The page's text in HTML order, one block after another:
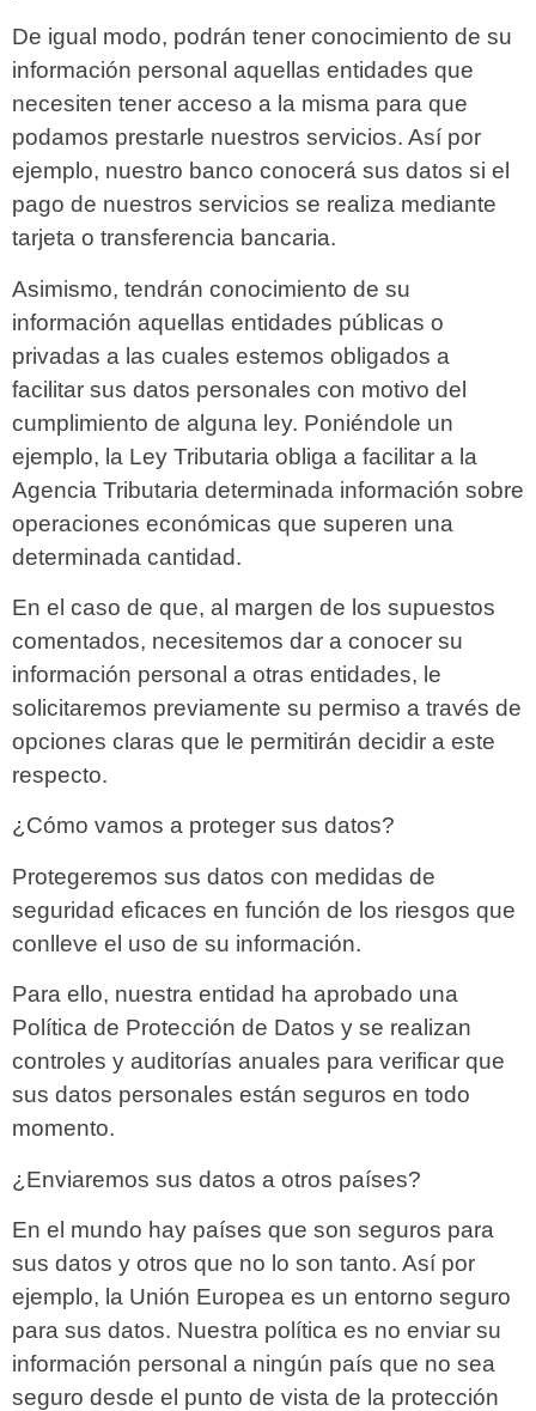
De igual modo, podrán tener conocimiento de su
información personal aquellas entidades que
necesiten tener acceso a la misma para que
podamos prestarle nuestros servicios. Así por
ejemplo, nuestro banco conocerá sus datos si el
pago de nuestros servicios se realiza mediante
tarjeta o transferencia bancaria.
Asimismo, tendrán conocimiento de su
información aquellas entidades públicas o
privadas a las cuales estemos obligados a
facilitar sus datos personales con motivo del
cumplimiento de alguna ley. Poniéndole un
ejemplo, la Ley Tributaria obliga a facilitar a la
Agencia Tributaria determinada información sobre
operaciones económicas que superen una
determinada cantidad.
En el caso de que, al margen de los supuestos
comentados, necesitemos dar a conocer su
información personal a otras entidades, le
solicitaremos previamente su permiso a través de
opciones claras que le permitirán decidir a este
respecto.
¿Cómo vamos a proteger sus datos?
Protegeremos sus datos con medidas de
seguridad eficaces en función de los riesgos que
conlleve el uso de su información.
Para ello, nuestra entidad ha aprobado una
Política de Protección de Datos y se realizan
controles y auditorías anuales para verificar que
sus datos personales están seguros en todo
momento.
¿Enviaremos sus datos a otros países?
En el mundo hay países que son seguros para
sus datos y otros que no lo son tanto. Así por
ejemplo, la Unión Europea es un entorno seguro
para sus datos. Nuestra política es no enviar su
información personal a ningún país que no sea
seguro desde el punto de vista de la protección